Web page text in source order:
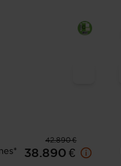
42.890 €
38.890 €